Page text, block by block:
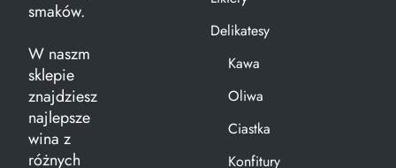
smaków.
W naszm
sklepie
znajdziesz
najlepsze
wina z
różnych
Delikatesy
Kawa
Oliwa
Ciastka
Konfitury